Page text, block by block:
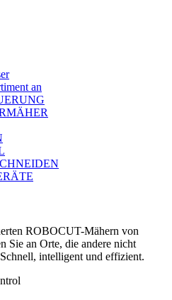
an
ROBOCUT-Mähern von
Sie an Orte, die andere nicht
intelligent und effizient.